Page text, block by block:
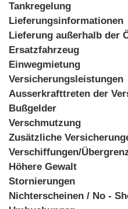
Tankregelung
Lieferungsinformationen
Lieferung außerhalb der
Ersatzfahrzeug
Einwegmietung
Versicherungsleistungen
Ausserkrafttreten der
Bußgelder
Verschmutzung
Zusätzliche
Verschiffungen/
Höhere Gewalt
Stornierungen
Nichterscheinen / No -